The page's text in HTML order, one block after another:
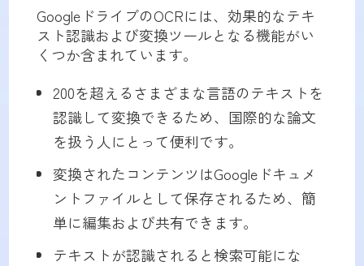
GoogleドライブのOCRには、効果的なテキ
スト認識および変換ツールとなる機能がい
くつか含まれています。
200を超えるさまざまな言語のテキストを
認識して変換できるため、国際的な論文
を扱う人にとって便利です。
変換されたコンテンツはGoogleドキュメ
ントファイルとして保存されるため、簡
単に編集および共有できます。
テキストが認識されると検索可能にな